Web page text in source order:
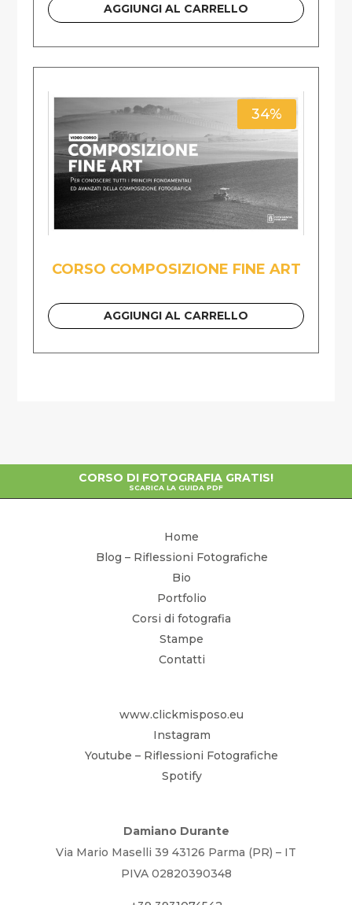
AGGIUNGI AL CARRELLO
34%
CORSO COMPOSIZIONE FINE ART
AGGIUNGI AL CARRELLO
CORSO DI FOTOGRAFIA GRATIS!
SCARICA LA GUIDA PDF
Home
Blog – Riflessioni Fotografiche
Bio
Portfolio
Corsi di fotografia
Stampe
Contatti
www.clickmisposo.eu
Instagram
Youtube – Riflessioni Fotografiche
Spotify
Damiano Durante
Via Mario Maselli 39 43126 Parma (PR) – IT
PIVA 02820390348